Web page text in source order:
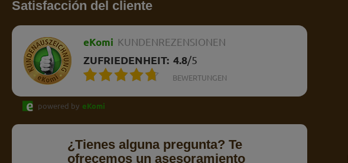
Satisfacción del cliente
eKomi KUNDENREZENSIONEN
ZUFRIEDENHEIT: 4.8/5
BEWERTUNGEN
powered by eKomi
¿Tienes alguna pregunta? Te
ofrecemos un asesoramiento